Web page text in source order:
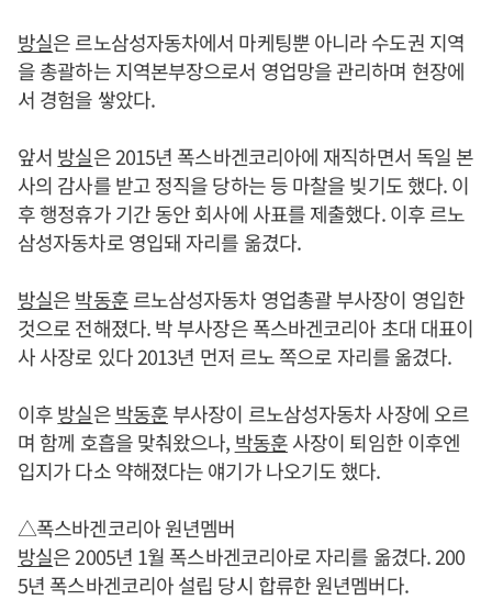
방실은 르노삼성자동차에서 마케팅뿐 아니라 수도권 지역
을 총괄하는 지역본부장으로서 영업망을 관리하며 현장에
서 경험을 쌓았다.
앞서 방실은 2015년 폭스바겐코리아에 재직하면서 독일 본
사의 감사를 받고 정직을 당하는 등 마찰을 빚기도 했다. 이
후 행정휴가 기간 동안 회사에 사표를 제출했다. 이후 르노
삼성자동차로 영입돼 자리를 옮겼다.
방실은박동훈르노삼성자동차 영업총괄 부사장이 영입한
것으로 전해졌다. 박 부사장은 폭스바겐코리아 초대 대표이
사 사장로 있다 2013년 먼저 르노 쪽으로 자리를 옮겼다.
이후방실은박동훈부사장이 르노삼성자동차 사장에 오르
며 함께 호흡을 맞춰왔으나, 박동훈사장이 퇴임한 이후엔
입지가 다소 약해졌다는 얘기가 나오기도 했다.
△폭스바겐코리아 원년멤버
방실은 2005년 1월 폭스바겐코리아로 자리를 옮겼다. 200
5년 폭스바겐코리아 설립 당시 합류한 원년멤버다.